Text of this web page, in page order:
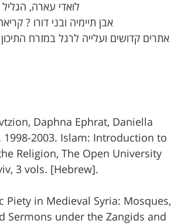
לואדי עארה, הגליל
אבן תיימיה ובני דורו ?
אתרים קדושים ועלייה לרגל במזרח התיכון
Daphna Ephrat, Daniella
1998-2003. Islam: Introduction to
Religion, The Open University
3 vols. [Hebrew].
Piety in Medieval Syria: Mosques,
Sermons under the Zangids and